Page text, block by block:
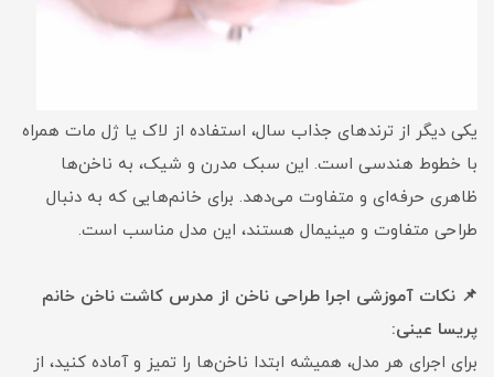
یکی دیگر از ترندهای جذاب سال، استفاده از لاک یا ژل مات همراه
با خطوط هندسی است. این سبک مدرن و شیک، به ناخن‌ها
ظاهری حرفه‌ای و متفاوت می‌دهد. برای خانم‌هایی که به دنبال
طراحی متفاوت و مینیمال هستند، این مدل مناسب است.
📌 نکات آموزشی اجرا طراحی ناخن از مدرس کاشت ناخن خانم
پریسا عینی:
برای اجرای هر مدل، همیشه ابتدا ناخن‌ها را تمیز و آماده کنید، از